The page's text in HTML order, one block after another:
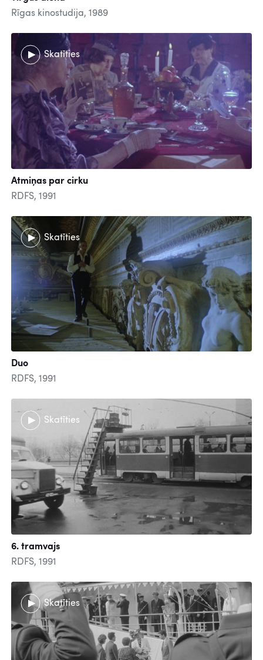
Rīgas kinostudija, 1989
Skatīties
Atmiņas par cirku
RDFS, 1991
Skatīties
Duo
RDFS, 1991
Skatīties
6. tramvajs
RDFS, 1991
Skatīties